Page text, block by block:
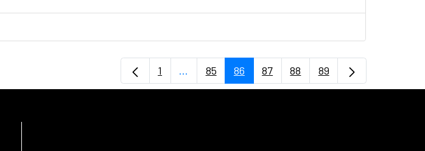
Página
1 ...Páginas intermedias Use TAB para desplazarse.
Página
85 Página
86 Página
87 Página
88 Página
89